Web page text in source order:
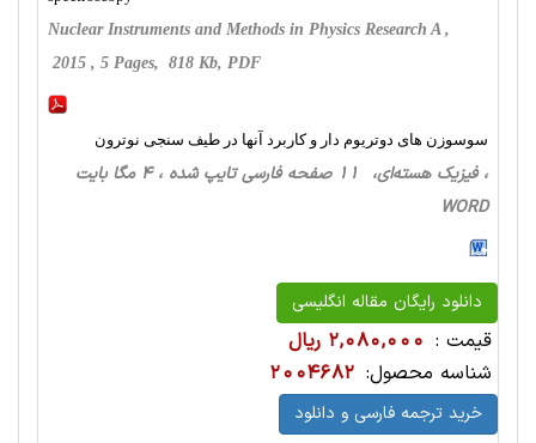
Nuclear Instruments and Methods in Physics Research A ,
2015 , 5 Pages, 818 Kb, PDF
سوسوزن های دوتریوم دار و کاربرد آنها در طیف سنجی نوترون
، فیزیک‌ هسته‌ای، 11 صفحه فارسی تایپ شده ، 4 مگا بایت
WORD
دانلود رایگان مقاله انگلیسی
قیمت : 2,080,000 ریال
شناسه محصول: 2004682
خرید ترجمه فارسی و دانلود